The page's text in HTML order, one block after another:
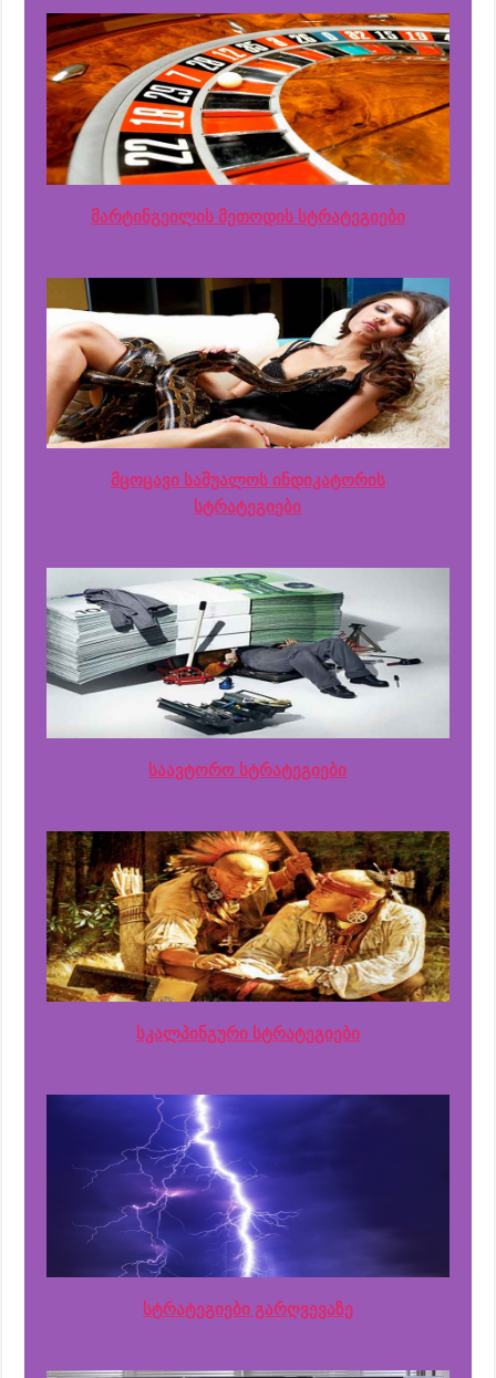
მარტინგეილის მეთოდის სტრატეგიები
მცოცავი საშუალოს ინდიკატორის
სტრატეგიები
საავტორო სტრატეგიები
სკალპინგური სტრატეგიები
სტრატეგიები გარღვევაზე